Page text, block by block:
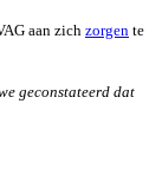
aan zichzorgen te
geconstateerd dat